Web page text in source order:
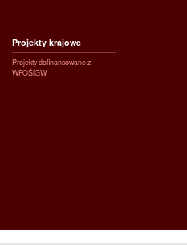
Projekty krajowe
Projekty dofinansowane z
WFOŚiGW